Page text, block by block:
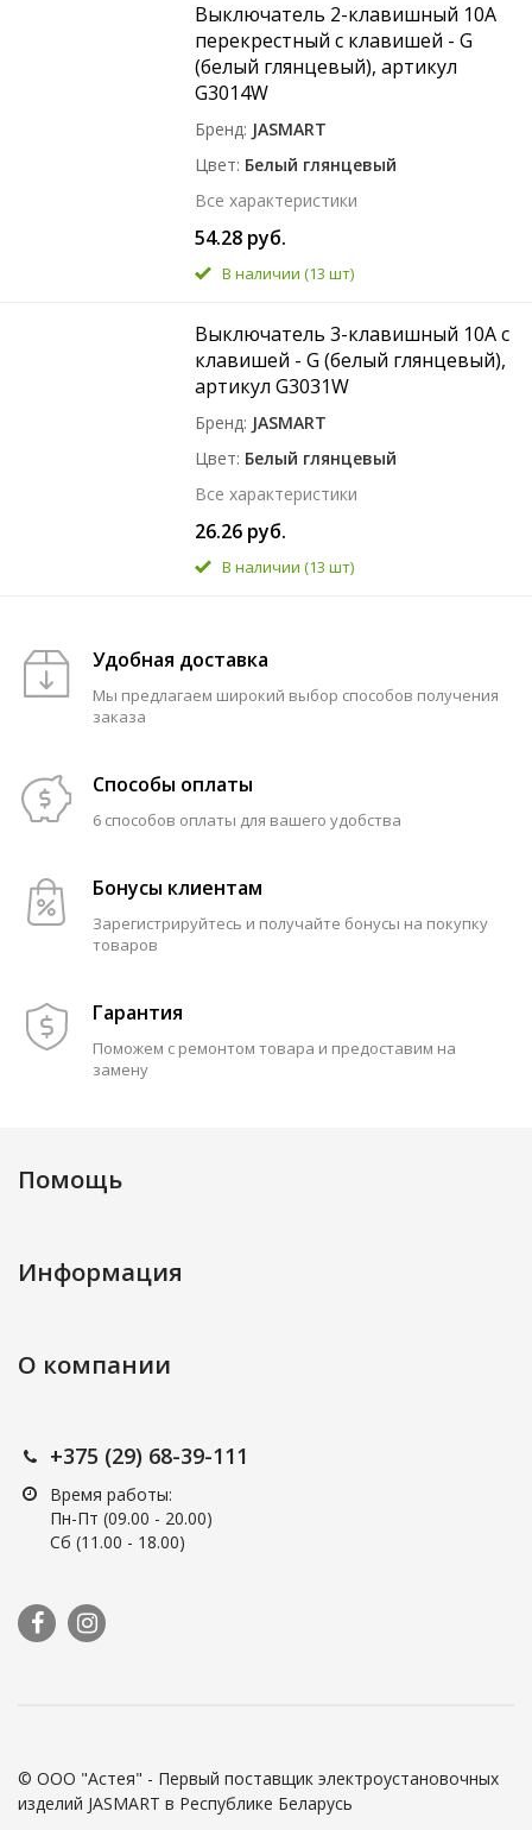
Выключатель 2-клавишный 10A
перекрестный с клавишей - G
(белый глянцевый), артикул
G3014W
Бренд JASMART
Цвет Белый глянцевый
Все характеристики
54.28 руб.
В наличии (13 шт)
Выключатель 3-клавишный 10A с
клавишей - G (белый глянцевый),
артикул G3031W
Бренд JASMART
Цвет Белый глянцевый
Все характеристики
26.26 руб.
В наличии (13 шт)
Удобная доставка
Мы предлагаем широкий выбор способов получения
заказа
Способы оплаты
6 способов оплаты для вашего удобства
Бонусы клиентам
Зарегистрируйтесь и получайте бонусы на покупку
товаров
Гарантия
Поможем с ремонтом товара и предоставим на
замену
Помощь
Информация
О компании
+375 (29) 68-39-111
Время работы:
Пн-Пт (09.00 - 20.00)
Сб (11.00 - 18.00)
© ООО "Астея" - Первый поставщик электроустановочных
изделий JASMART в Республике Беларусь